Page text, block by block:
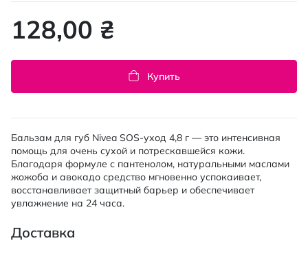
128,00 ₴
Купить
Бальзам для губ Nivea SOS-уход 4,8 г — это интенсивная
помощь для очень сухой и потрескавшейся кожи.
Благодаря формуле с пантенолом, натуральными маслами
жожоба и авокадо средство мгновенно успокаивает,
восстанавливает защитный барьер и обеспечивает
увлажнение на 24 часа.
Доставка